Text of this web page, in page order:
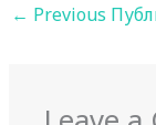
← Previous